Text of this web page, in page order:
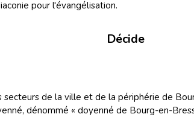
pour l'évangélisation.
Décide
secteurs de la ville et de la périphérie de
dénommé « doyenné de Bourg-en-